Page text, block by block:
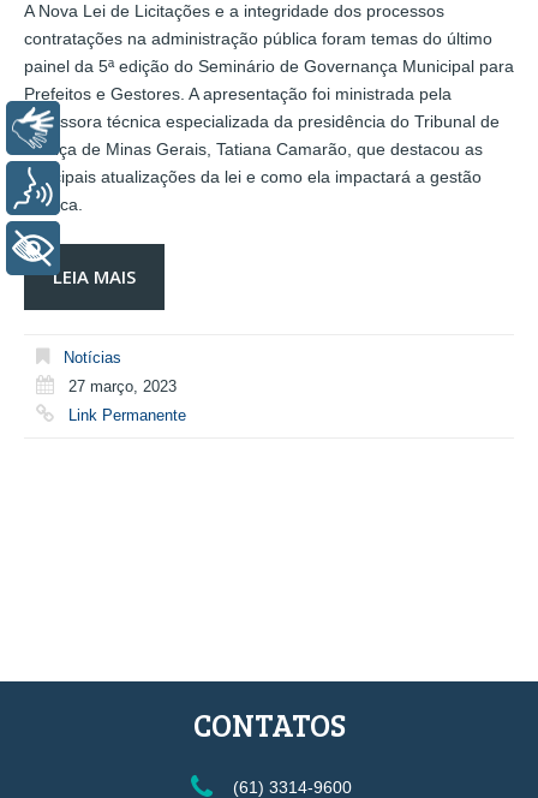
A Nova Lei de Licitações e a integridade dos processos
contratações na administração pública foram temas do último
painel da 5ª edição do Seminário de Governança Municipal para
Prefeitos e Gestores. A apresentação foi ministrada pela
assessora técnica especializada da presidência do Tribunal de
Justiça de Minas Gerais, Tatiana Camarão, que destacou as
principais atualizações da lei e como ela impactará a gestão
pública.
LEIA MAIS
Notícias
27 março, 2023
Link Permanente
CONTATOS
(61) 3314-9600
Libras
Voz
+ Acessibilidade